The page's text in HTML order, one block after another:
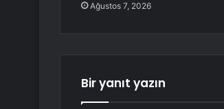
Ağustos 7, 2026
Bir yanıt yazın